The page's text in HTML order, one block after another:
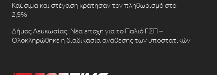
Καύσιμα και στέγαση κράτησαν τον πληθωρισμό στο
2,9%
Δήμος Λευκωσίας: Νέα εποχή για το Παλιό ΓΣΠ –
Ολοκληρώθηκε η διαδικασία ανάθεσης των υποστατικών